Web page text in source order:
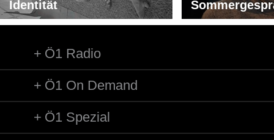
Identität
Ö1 Radio
Ö1 On Demand
Ö1 Spezial